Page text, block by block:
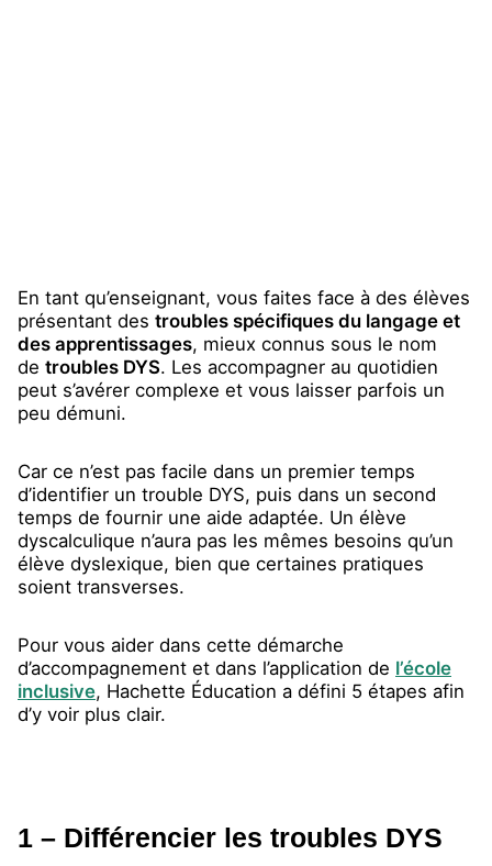
En tant qu’enseignant, vous faites face à des élèves
présentant des troubles spécifiques du langage et
des apprentissages, mieux connus sous le nom
de troubles DYS. Les accompagner au quotidien
peut s’avérer complexe et vous laisser parfois un
peu démuni.
Car ce n’est pas facile dans un premier temps
d’identifier un trouble DYS, puis dans un second
temps de fournir une aide adaptée. Un élève
dyscalculique n’aura pas les mêmes besoins qu’un
élève dyslexique, bien que certaines pratiques
soient transverses.
Pour vous aider dans cette démarche
d’accompagnement et dans l’application de l’école
inclusive, Hachette Éducation a défini 5 étapes afin
d’y voir plus clair.
1 – Différencier les troubles DYS